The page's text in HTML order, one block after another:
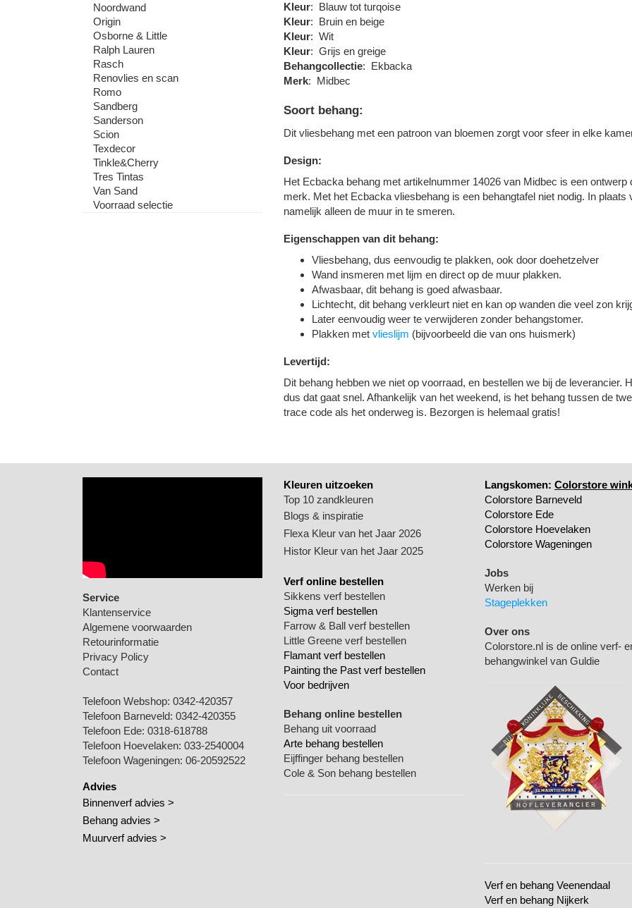
Noordwand
Origin
Osborne & Little
Ralph Lauren
Rasch
Renovlies en scan
Romo
Sandberg
Sanderson
Scion
Texdecor
Tinkle&Cherry
Tres Tintas
Van Sand
Voorraad selectie
Kleur: Blauw tot turqoise
Kleur: Bruin en beige
Kleur: Wit
Kleur: Grijs en greige
Behangcollectie: Ekbacka
Merk: Midbec
Soort behang:
Dit vliesbehang met een patroon van bloemen zorgt voor sfeer in elke
Design:
Het Ecbacka behang met artikelnummer 14026 van Midbec is een
merk. Met het Ecbacka vliesbehang is een behangtafel niet nodig. In
namelijk alleen de muur in te smeren.
Eigenschappen van dit behang:
Vliesbehang, dus eenvoudig te plakken, ook door doehetzelver
Wand insmeren met lijm en direct op de muur plakken.
Afwasbaar, dit behang is goed afwasbaar.
Lichtecht, dit behang verkleurt niet en kan op wanden die veel zon
Later eenvoudig weer te verwijderen zonder behangstomer.
Plakken met vlieslijm (bijvoorbeeld die van ons huismerk)
Levertijd:
Dit behang hebben we niet op voorraad, en bestellen we bij de leverancier.
dus dat gaat snel. Afhankelijk van het weekend, is het behang tussen de
trace code als het onderweg is. Bezorgen is helemaal gratis!
Service
Klantenservice
Algemene voorwaarden
Retourinformatie
Privacy Policy
Contact
Telefoon Webshop: 0342-420357
Telefoon Barneveld: 0342-420355
Telefoon Ede: 0318-618788
Telefoon Hoevelaken: 033-2540004
Telefoon Wageningen: 06-20592522
Advies
Binnenverf advies >
Behang advies >
Muurverf advies >
Kleuren uitzoeken
Top 10 zandkleuren
Blogs & inspiratie
Flexa Kleur van het Jaar 2026
Histor Kleur van het Jaar 2025
Verf online bestellen
Sikkens verf bestellen
Sigma verf bestellen
Farrow & Ball verf bestellen
Little Greene verf bestellen
Flamant verf bestellen
Painting the Past verf bestellen
Voor bedrijven
Behang online bestellen
Behang uit voorraad
Arte behang bestellen
Eijffinger behang bestellen
Cole & Son behang bestellen
Langskomen: Colorstore
Colorstore Barneveld
Colorstore Ede
Colorstore Hoevelaken
Colorstore Wageningen
Jobs
Werken bij
Stageplekken
Over ons
Colorstore.nl is de online verf-
behangwinkel van Guldie
Verf en behang Veenendaal
Verf en behang Nijkerk